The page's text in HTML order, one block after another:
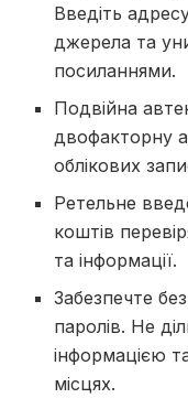
Введіть
джерела та
посиланнями.
Подвійна
двофакторну
облікових
Ретельне
коштів
та інформації.
Забезпечте
паролів. Не
інформацією
місцях.